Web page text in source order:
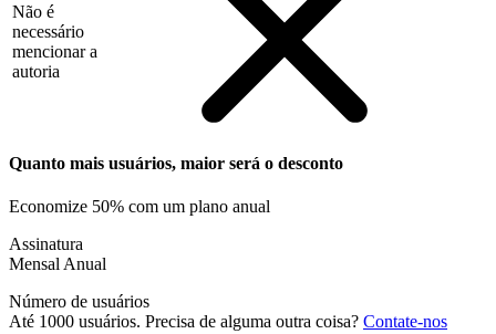
Não é
necessário
mencionar a
autoria
Quanto mais usuários, maior será o desconto
Economize 50% com um plano anual
Assinatura
Mensal Anual
Número de usuários
Até 1000 usuários. Precisa de alguma outra coisa? Contate-nos